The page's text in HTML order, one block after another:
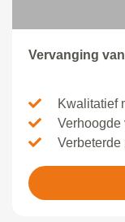
Vervanging
Kwalitatief
Verhoogde
Verbeterde